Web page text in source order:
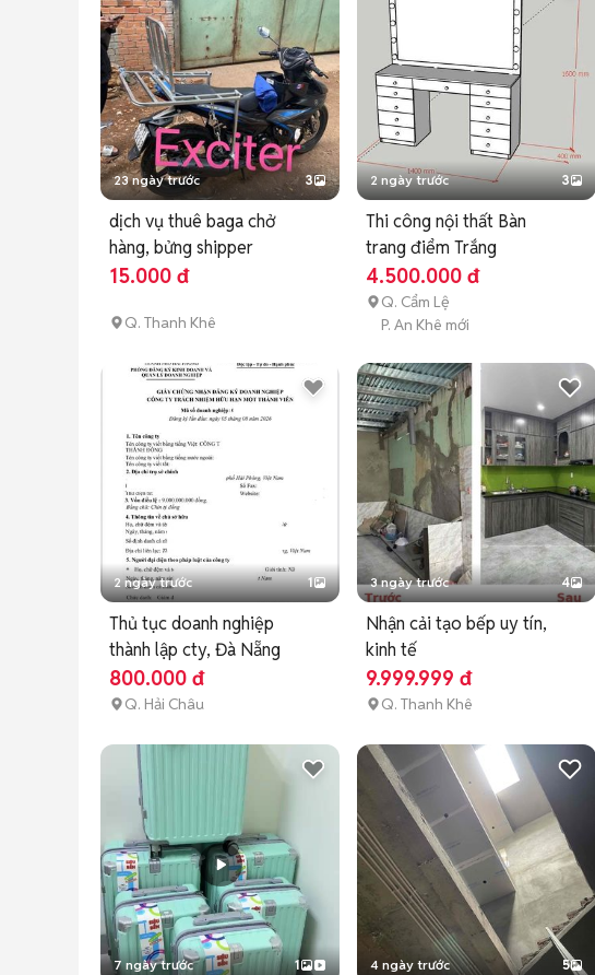
23 ngày trước 3
dịch vụ thuê baga chở
hàng, bửng shipper
15.000 đ
Q. Thanh Khê
2 ngày trước 3
Thi công nội thất Bàn
trang điểm Trắng
4.500.000 đ
Q. Cẩm Lệ
P. An Khê mới
2 ngày trước 1
Thủ tục doanh nghiệp
thành lập cty, Đà Nẵng
800.000 đ
Q. Hải Châu
3 ngày trước 4
Nhận cải tạo bếp uy tín,
kinh tế
9.999.999 đ
Q. Thanh Khê
7 ngày trước 1 4 ngày trước 5